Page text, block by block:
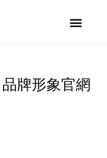
牌形象官網